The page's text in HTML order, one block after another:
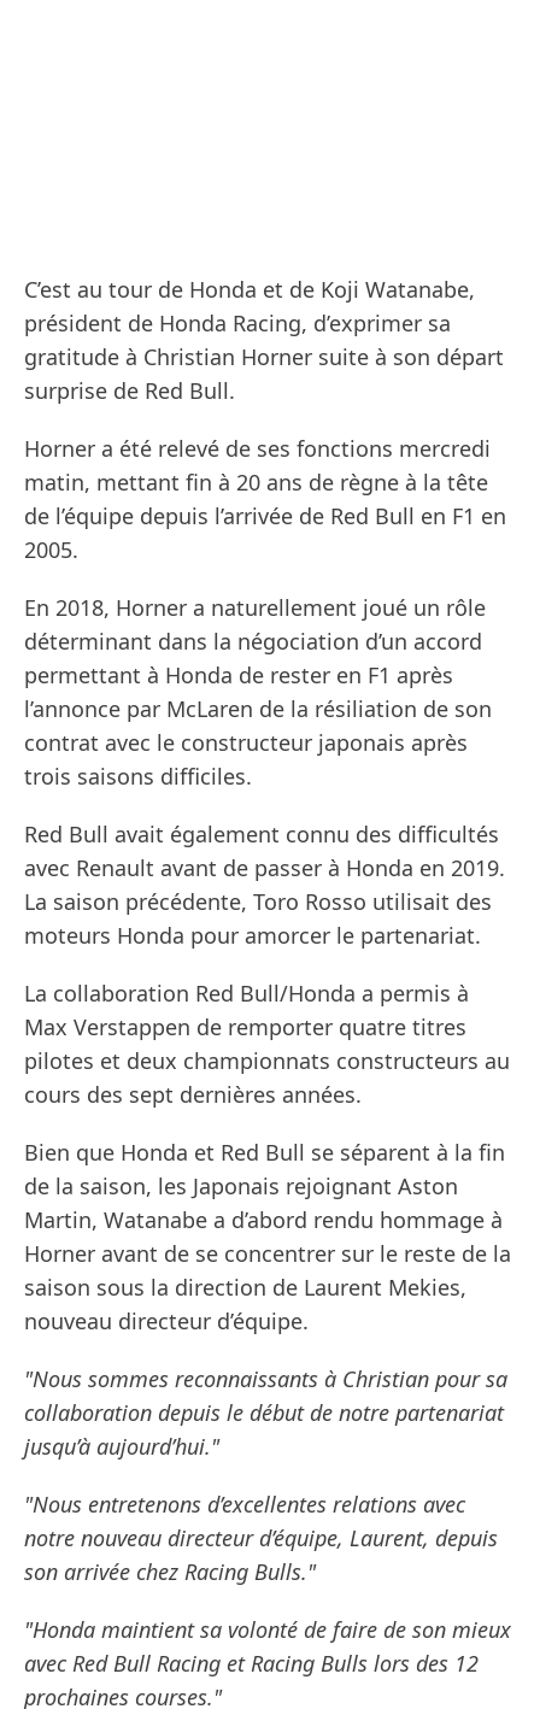
C’est au tour de Honda et de Koji Watanabe,
président de Honda Racing, d’exprimer sa
gratitude à Christian Horner suite à son départ
surprise de Red Bull.
Horner a été relevé de ses fonctions mercredi
matin, mettant fin à 20 ans de règne à la tête
de l’équipe depuis l’arrivée de Red Bull en F1 en
2005.
En 2018, Horner a naturellement joué un rôle
déterminant dans la négociation d’un accord
permettant à Honda de rester en F1 après
l’annonce par McLaren de la résiliation de son
contrat avec le constructeur japonais après
trois saisons difficiles.
Red Bull avait également connu des difficultés
avec Renault avant de passer à Honda en 2019.
La saison précédente, Toro Rosso utilisait des
moteurs Honda pour amorcer le partenariat.
La collaboration Red Bull/Honda a permis à
Max Verstappen de remporter quatre titres
pilotes et deux championnats constructeurs au
cours des sept dernières années.
Bien que Honda et Red Bull se séparent à la fin
de la saison, les Japonais rejoignant Aston
Martin, Watanabe a d’abord rendu hommage à
Horner avant de se concentrer sur le reste de la
saison sous la direction de Laurent Mekies,
nouveau directeur d’équipe.
"Nous sommes reconnaissants à Christian pour sa
collaboration depuis le début de notre partenariat
jusqu’à aujourd’hui."
"Nous entretenons d’excellentes relations avec
notre nouveau directeur d’équipe, Laurent, depuis
son arrivée chez Racing Bulls."
"Honda maintient sa volonté de faire de son mieux
avec Red Bull Racing et Racing Bulls lors des 12
prochaines courses."